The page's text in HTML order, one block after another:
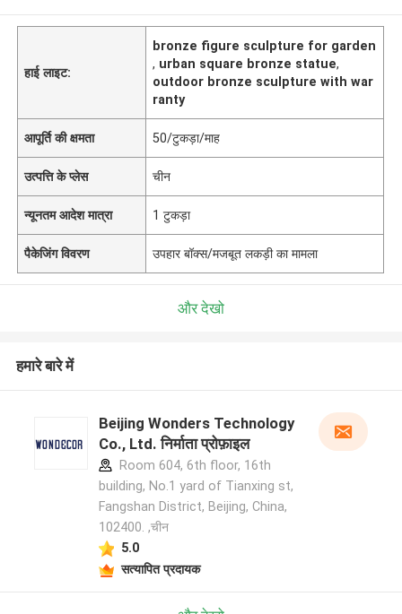
हाई लाइट:
bronze figure sculpture for garden
, urban square bronze statue,
outdoor bronze sculpture with war
ranty
आपूर्ति की क्षमता 50/टुकड़ा/माह
उत्पत्ति के प्लेस चीन
न्यूनतम आदेश मात्रा 1 टुकड़ा
पैकेजिंग विवरण उपहार बॉक्स/मजबूत लकड़ी का मामला
और देखो
हमारे बारे में
Beijing Wonders Technology
Co., Ltd. निर्माता प्रोफ़ाइल
Room 604, 6th floor, 16th
building, No.1 yard of Tianxing st,
Fangshan District, Beijing, China,
102400. ,चीन
5.0
सत्यापित प्रदायक